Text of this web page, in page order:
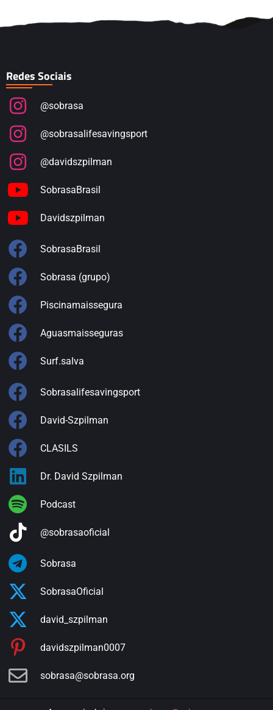
Redes Sociais
@sobrasa
@sobrasalifesavingsport
@davidszpilman
SobrasaBrasil
Davidszpilman
SobrasaBrasil
Sobrasa (grupo)
Piscinamaissegura
Aguasmaisseguras
Surf.salva
Sobrasalifesavingsport
David-Szpilman
CLASILS
Dr. David Szpilman
Podcast
@sobrasaoficial
Sobrasa
SobrasaOficial
david_szpilman
davidszpilman0007
sobrasa@sobrasa.org